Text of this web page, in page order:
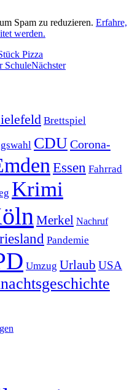
Spam zu reduzieren. Erfahre,
werden.
Pizza
SchuleNächster
Brettspiel
CDUCorona-
Essen Fahrrad
Krimi
Merkel Nachruf
Pandemie
Umzug Urlaub USA